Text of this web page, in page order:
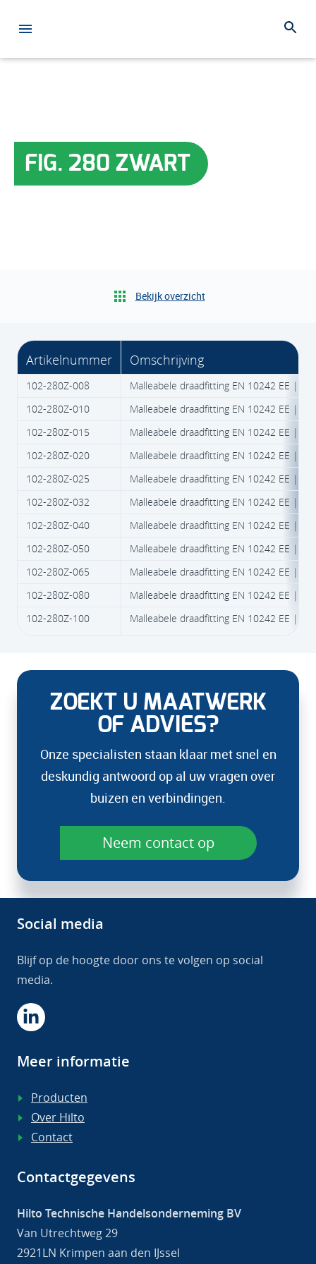
FIG. 280 ZWART
Bekijk overzicht
Artikelnummer Omschrijving
102-280Z-008
Malleabele draadfitting EN 10242 EE |
102-280Z-010
Malleabele draadfitting EN 10242 EE |
102-280Z-015
Malleabele draadfitting EN 10242 EE |
102-280Z-020
Malleabele draadfitting EN 10242 EE |
102-280Z-025
Malleabele draadfitting EN 10242 EE |
102-280Z-032
Malleabele draadfitting EN 10242 EE |
102-280Z-040
Malleabele draadfitting EN 10242 EE |
102-280Z-050
Malleabele draadfitting EN 10242 EE |
102-280Z-065
Malleabele draadfitting EN 10242 EE |
102-280Z-080
Malleabele draadfitting EN 10242 EE |
102-280Z-100
Malleabele draadfitting EN 10242 EE |
ZOEKT U MAATWERK
OF ADVIES?
Onze specialisten staan klaar met snel en
deskundig antwoord op al uw vragen over
buizen en verbindingen.
Neem contact op
Social media
Blijf op de hoogte door ons te volgen op social
media.
Meer informatie
Producten
Over Hilto
Contact
Contactgegevens
Hilto Technische Handelsonderneming BV
Van Utrechtweg 29
2921LN Krimpen aan den IJssel